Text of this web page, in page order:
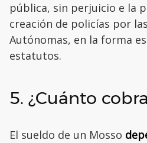
pública, sin perjuicio e la
creación de policías por
Autónomas, en la forma
estatutos.
5. ¿Cuánto
El sueldo de un Mosso